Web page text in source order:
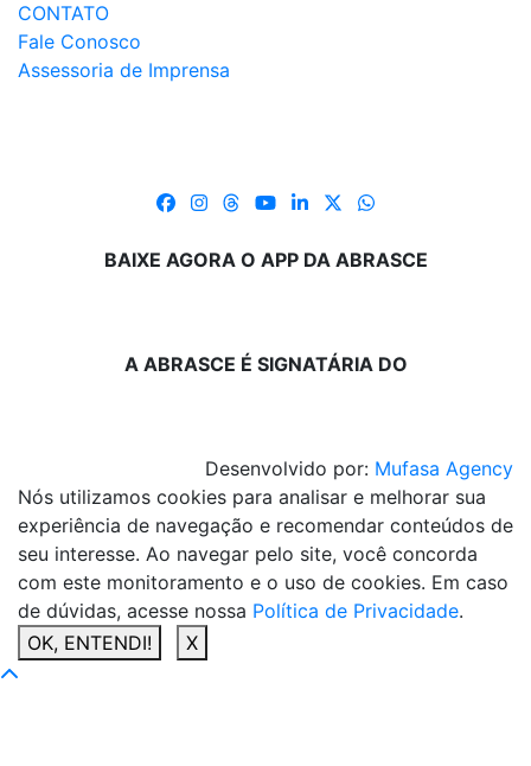
CONTATO
Fale Conosco
Assessoria de Imprensa
BAIXE AGORA O APP DA ABRASCE
A ABRASCE É SIGNATÁRIA DO
Desenvolvido por: Mufasa Agency
Nós utilizamos cookies para analisar e melhorar sua
experiência de navegação e recomendar conteúdos de
seu interesse. Ao navegar pelo site, você concorda
com este monitoramento e o uso de cookies. Em caso
de dúvidas, acesse nossa Política de Privacidade.
OK, ENTENDI!
X